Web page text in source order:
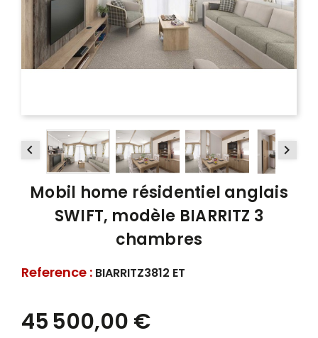
 
Mobil home résidentiel anglais
SWIFT, modèle BIARRITZ 3
chambres
Reference : BIARRITZ3812 ET
45 500,00 €